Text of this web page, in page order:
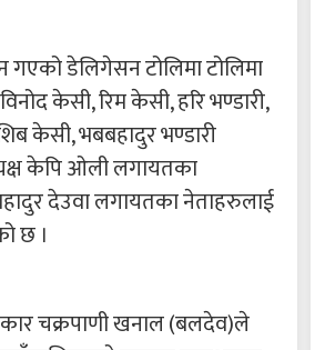
गएको डेलिगेसन टोलिमा टोलिमा
केसी, रिम केसी, हरि भण्डारी,
केसी, भबबहादुर भण्डारी
केपि ओली लगायतका
देउवा लगायतका नेताहरुलाई
छ ।
चक्रपाणी खनाल (बलदेव)ले